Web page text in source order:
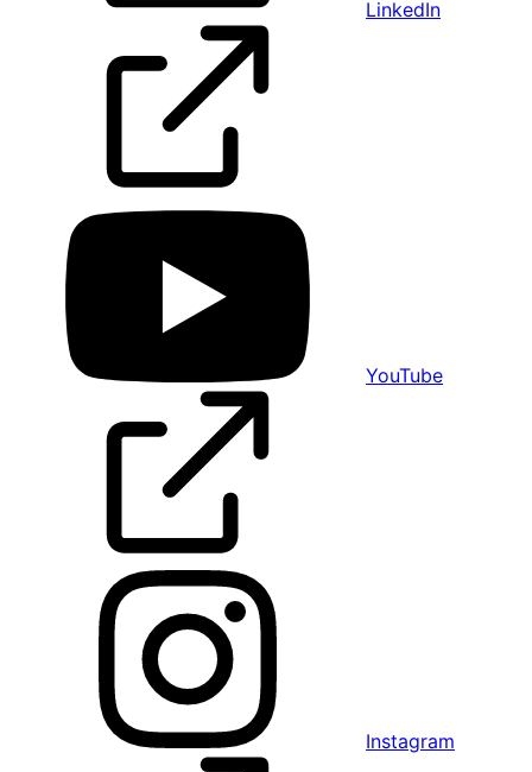
LinkedIn
YouTube
Instagram